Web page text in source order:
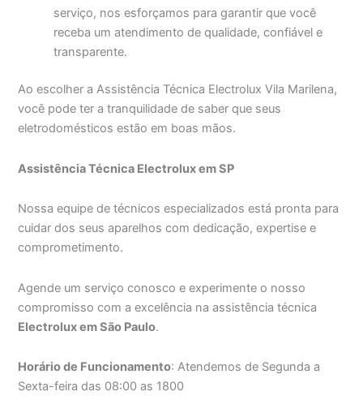
serviço, nos esforçamos para garantir que você
receba um atendimento de qualidade, confiável e
transparente.
Ao escolher a Assistência Técnica Electrolux Vila Marilena,
você pode ter a tranquilidade de saber que seus
eletrodomésticos estão em boas mãos.
Assistência Técnica Electrolux em SP
Nossa equipe de técnicos especializados está pronta para
cuidar dos seus aparelhos com dedicação, expertise e
comprometimento.
Agende um serviço conosco e experimente o nosso
compromisso com a excelência na assistência técnica
Electrolux em São Paulo.
Horário de Funcionamento: Atendemos de Segunda a
Sexta-feira das 08:00 as 1800